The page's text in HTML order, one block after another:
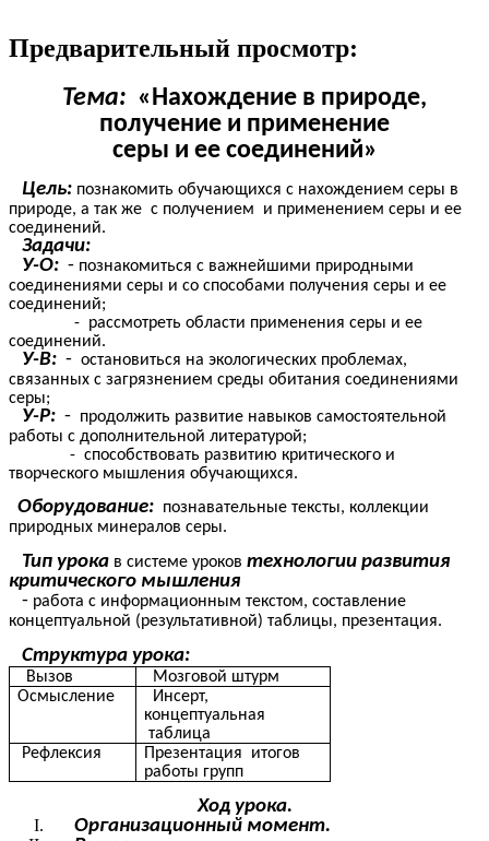
Предварительный просмотр:
Тема: «Нахождение в природе,
получение и применение
серы и ее соединений»
Цель: познакомить обучающихся с нахождением серы в
природе, а так же с получением и применением серы и ее
соединений.
Задачи:
У-О: - познакомиться с важнейшими природными
соединениями серы и со способами получения серы и ее
соединений;
- рассмотреть области применения серы и ее
соединений.
У-В: - остановиться на экологических проблемах,
связанных с загрязнением среды обитания соединениями
серы;
У-Р: - продолжить развитие навыков самостоятельной
работы с дополнительной литературой;
- способствовать развитию критического и
творческого мышления обучающихся.
Оборудование: познавательные тексты, коллекции
природных минералов серы.
Тип урока в системе уроков технологии развития
критического мышления
- работа с информационным текстом, составление
концептуальной (результативной) таблицы, презентация.
Структура урока:
Вызов
Мозговой штурм
Осмысление
Инсерт,
концептуальная
таблица
Рефлексия
Презентация итогов
работы групп
Ход урока.
Организационный момент.